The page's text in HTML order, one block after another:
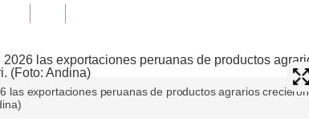
las exportaciones peruanas de productos agrarios crecieron